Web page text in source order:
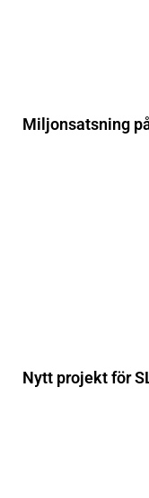
Miljonsatsning
Nytt projekt för